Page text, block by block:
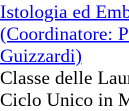
Istologia ed
(Coordinatore:
Guizzardi)
Classe delle
Ciclo Unico in